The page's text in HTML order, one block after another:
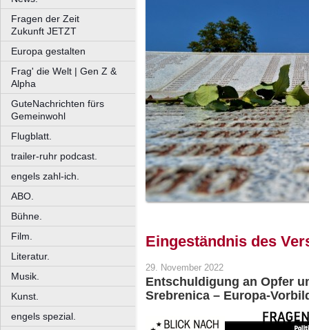
Fragen der Zeit
Zukunft JETZT
Europa gestalten
Frag' die Welt | Gen Z &
Alpha
GuteNachrichten fürs
Gemeinwohl
Flugblatt.
trailer-ruhr podcast.
engels zahl-ich.
ABO.
Bühne.
Film.
Literatur.
Musik.
Kunst.
engels spezial.
Eingeständnis des
29. November 2022
Entschuldigung an Opfer
Srebrenica – Europa-